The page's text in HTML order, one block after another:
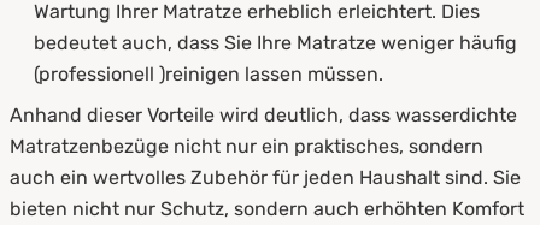
Wartung Ihrer Matratze erheblich erleichtert. Dies
bedeutet auch, dass Sie Ihre Matratze weniger häufig
(professionell )reinigen lassen müssen.
Anhand dieser Vorteile wird deutlich, dass wasserdichte
Matratzenbezüge nicht nur ein praktisches, sondern
auch ein wertvolles Zubehör für jeden Haushalt sind. Sie
bieten nicht nur Schutz, sondern auch erhöhten Komfort